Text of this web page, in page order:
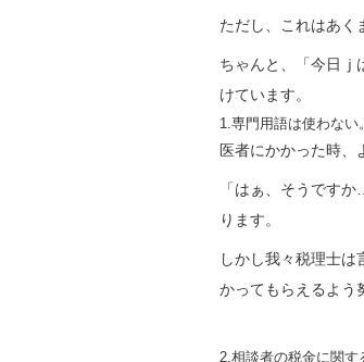
ただし、これはあく
ちゃんと、「今日ｊ
けています。
1.専門用語は使わない。
医者にかかった時、
「はぁ、そうです
ります。
しかし我々税理士
かってもらえるよう
2.相談者の税金に関す